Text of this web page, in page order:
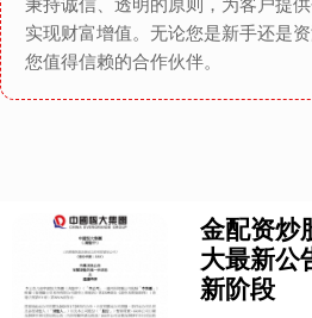
实现财富增值。无论您是新手还是
您值得信赖的合作伙伴。
金配资炒
大最新公
新阶段